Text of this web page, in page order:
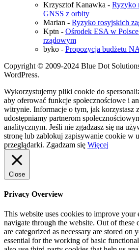
Krzysztof Kanawka - Ryzyko
GNSS z orbity
Marian - Ryzyko rosyjskich
Kptn - Ośrodek ESA w
rządowym
byko - Propozycja budżetu
Copyright © 2009-2024 Blue Dot
WordPress.
Wykorzystujemy pliki cookie do
aby oferować funkcje społecznościowe i
witrynie. Informacje o tym, jak korzystasz
udostępniamy partnerom
analitycznym. Jeśli nie zgadzasz się na
stronę lub zablokuj zapisywanie cookie w
przeglądarki. Zgadzam się Więcej
Close
Privacy Overview
This website uses cookies to improve your
navigate through the website. Out of these
are categorized as necessary are stored on
essential for the working of basic